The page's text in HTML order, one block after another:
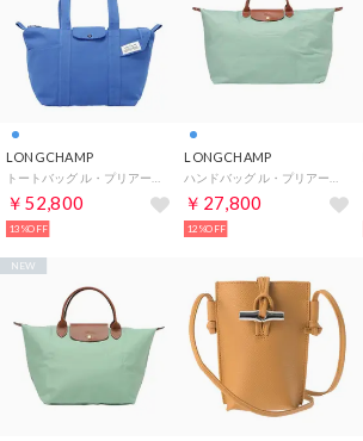
LONGCHAMP
￥52,800
13%OFF
LONGCHAMP
￥27,800
12%OFF
NEW